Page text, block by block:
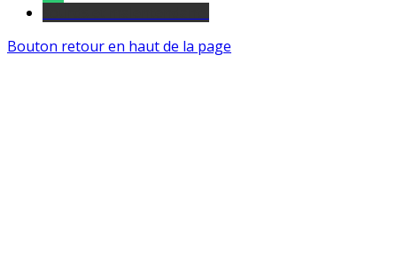
Bouton retour en haut de la page